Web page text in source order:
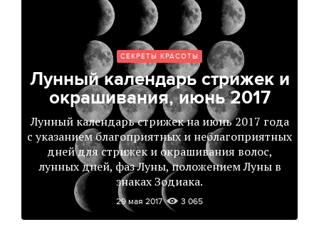
СЕКРЕТЫ КРАСОТЫ
Лунный календарь стрижек и
окрашивания, июнь 2017
Лунный календарь стрижек на июнь 2017 года
с указанием благоприятных и неблагоприятных
дней для стрижек и окрашивания волос,
лунных дней, фаз Луны, положением Луны в
знаках Зодиака.
29 мая 2017 3 065